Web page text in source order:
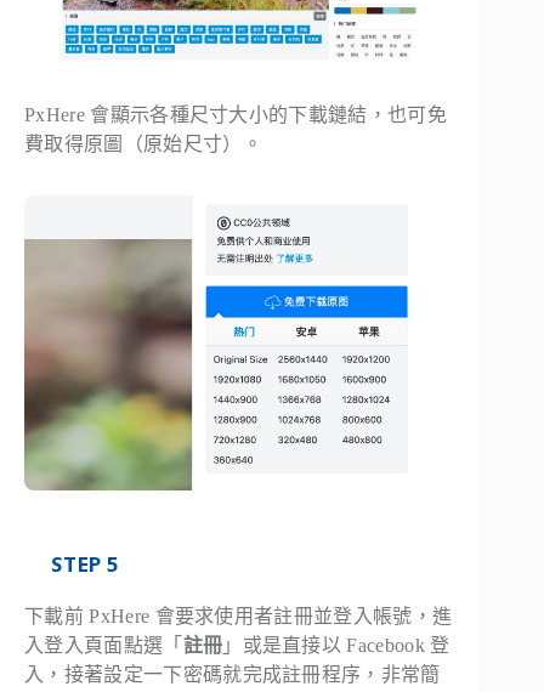
PxHere 會顯示各種尺寸大小的下載鏈結，也可免
費取得原圖（原始尺寸）。
STEP 5
下載前 PxHere 會要求使用者註冊並登入帳號，進
入登入頁面點選「 註冊 」或是直接以 Facebook 登
入，接著設定一下密碼就完成註冊程序，非常簡